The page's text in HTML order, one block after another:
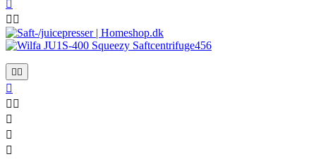

 
 

 


